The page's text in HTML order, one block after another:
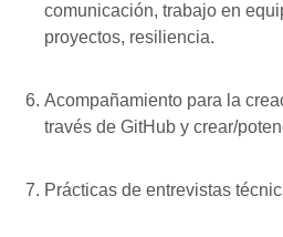
comunicación, trabajo en
proyectos, resiliencia.
Acompañamiento para la
través de GitHub y crear/
Prácticas de entrevistas